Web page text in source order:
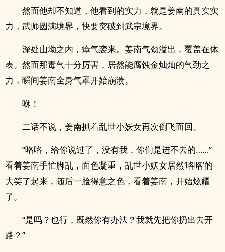
然而他却不知道，他看到的实力，就是姜南的真实实
力，武师圆满境界，快要突破到武宗境界。
深处山坳之内，瘴气袭来。姜南气劲溢出，覆盖在体
表。然而那毒气十分厉害，居然能腐蚀金灿灿的气劲之
力，瞬间姜南全身气罩开始崩溃。
咻！
二话不说，姜南抓着乱世小妖女再次倒飞而回。
“咯咯，给你说过了，没有我，你们是进不去的……”
看着姜南手忙脚乱，面色凝重，乱世小妖女居然‘咯咯’的
大笑了起来，随后一脸得意之色，看着姜南，开始炫耀
了。
“是吗？也行，既然你有办法？我就先把你扔出去开
路？”